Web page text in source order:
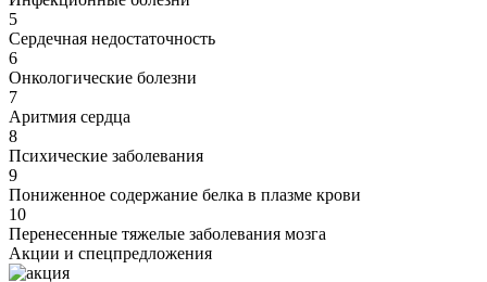
5
Сердечная недостаточность
6
Онкологические болезни
7
Аритмия сердца
8
Психические заболевания
9
Пониженное содержание белка в плазме крови
10
Перенесенные тяжелые заболевания мозга
Акции и спецпредложения